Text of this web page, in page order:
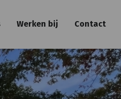
Werken bij Contact